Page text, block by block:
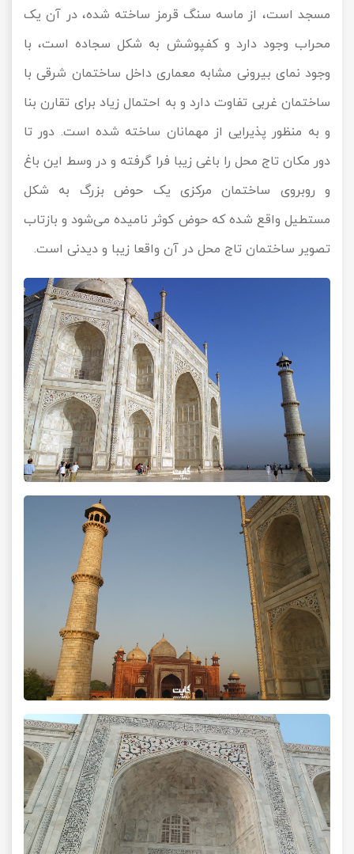
مسجد است، از ماسه سنگ قرمز ساخته شده، در آن یک
محراب وجود دارد و کفپوشش به شکل سجاده است، با
وجود نمای بیرونی مشابه معماری داخل ساختمان شرقی با
ساختمان غربی تفاوت دارد و به احتمال زیاد برای تقارن بنا
و به منظور پذیرایی از مهمانان ساخته شده است. دور تا
دور مکان تاج محل را باغی زیبا فرا گرفته و در وسط این باغ
و روبروی ساختمان مرکزی یک حوض بزرگ به شکل
مستطیل واقع شده که حوض کوثر نامیده می‌شود و بازتاب
تصویر ساختمان تاج محل در آن واقعا زیبا و دیدنی است.